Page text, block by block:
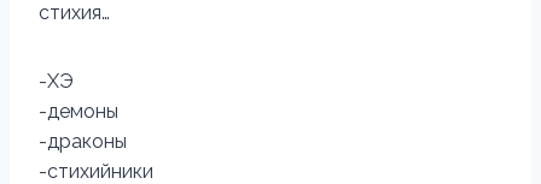
стихия…
-ХЭ
-демоны
-драконы
-стихийники